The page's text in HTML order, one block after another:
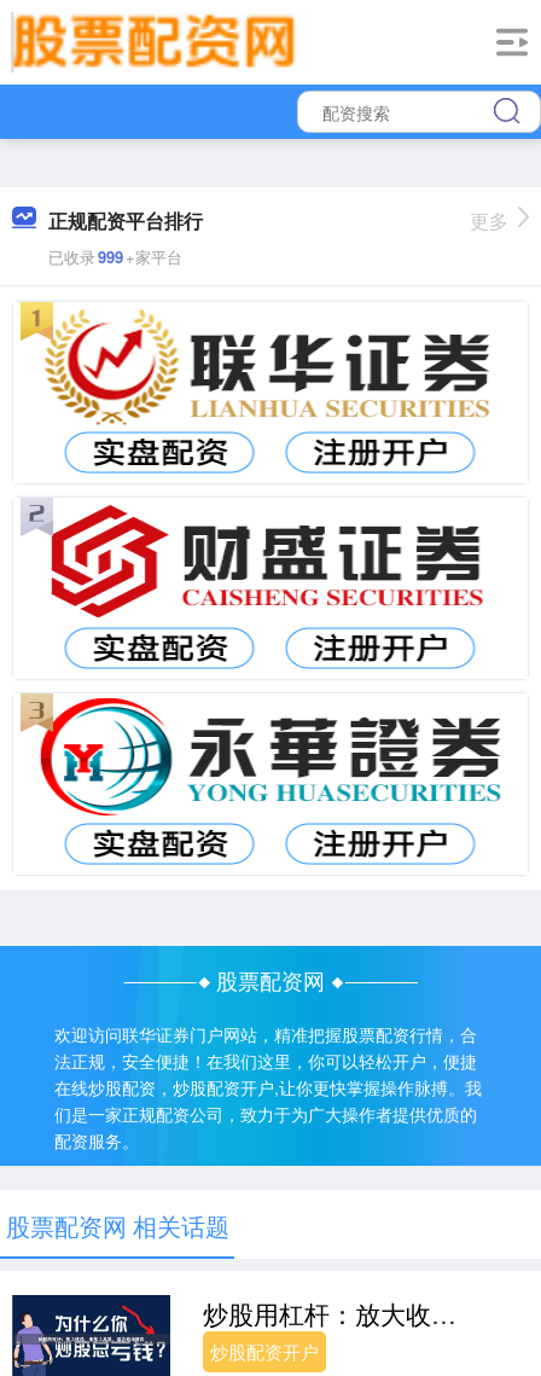
正规配资平台排行
已收录999+家平台
更多
股票配资网
欢迎访问联华证券门户网站，精准把握股票配资行情，合
法正规，安全便捷！在我们这里，你可以轻松开户，便捷
在线炒股配资，炒股配资开户,让你更快掌握操作脉搏。我
们是一家正规配资公司，致力于为广大操作者提供优质的
配资服务。
股票配资网 相关话题
炒股用杠杆：放大收益，也放大风险，适合短线博弈
炒股配资开户